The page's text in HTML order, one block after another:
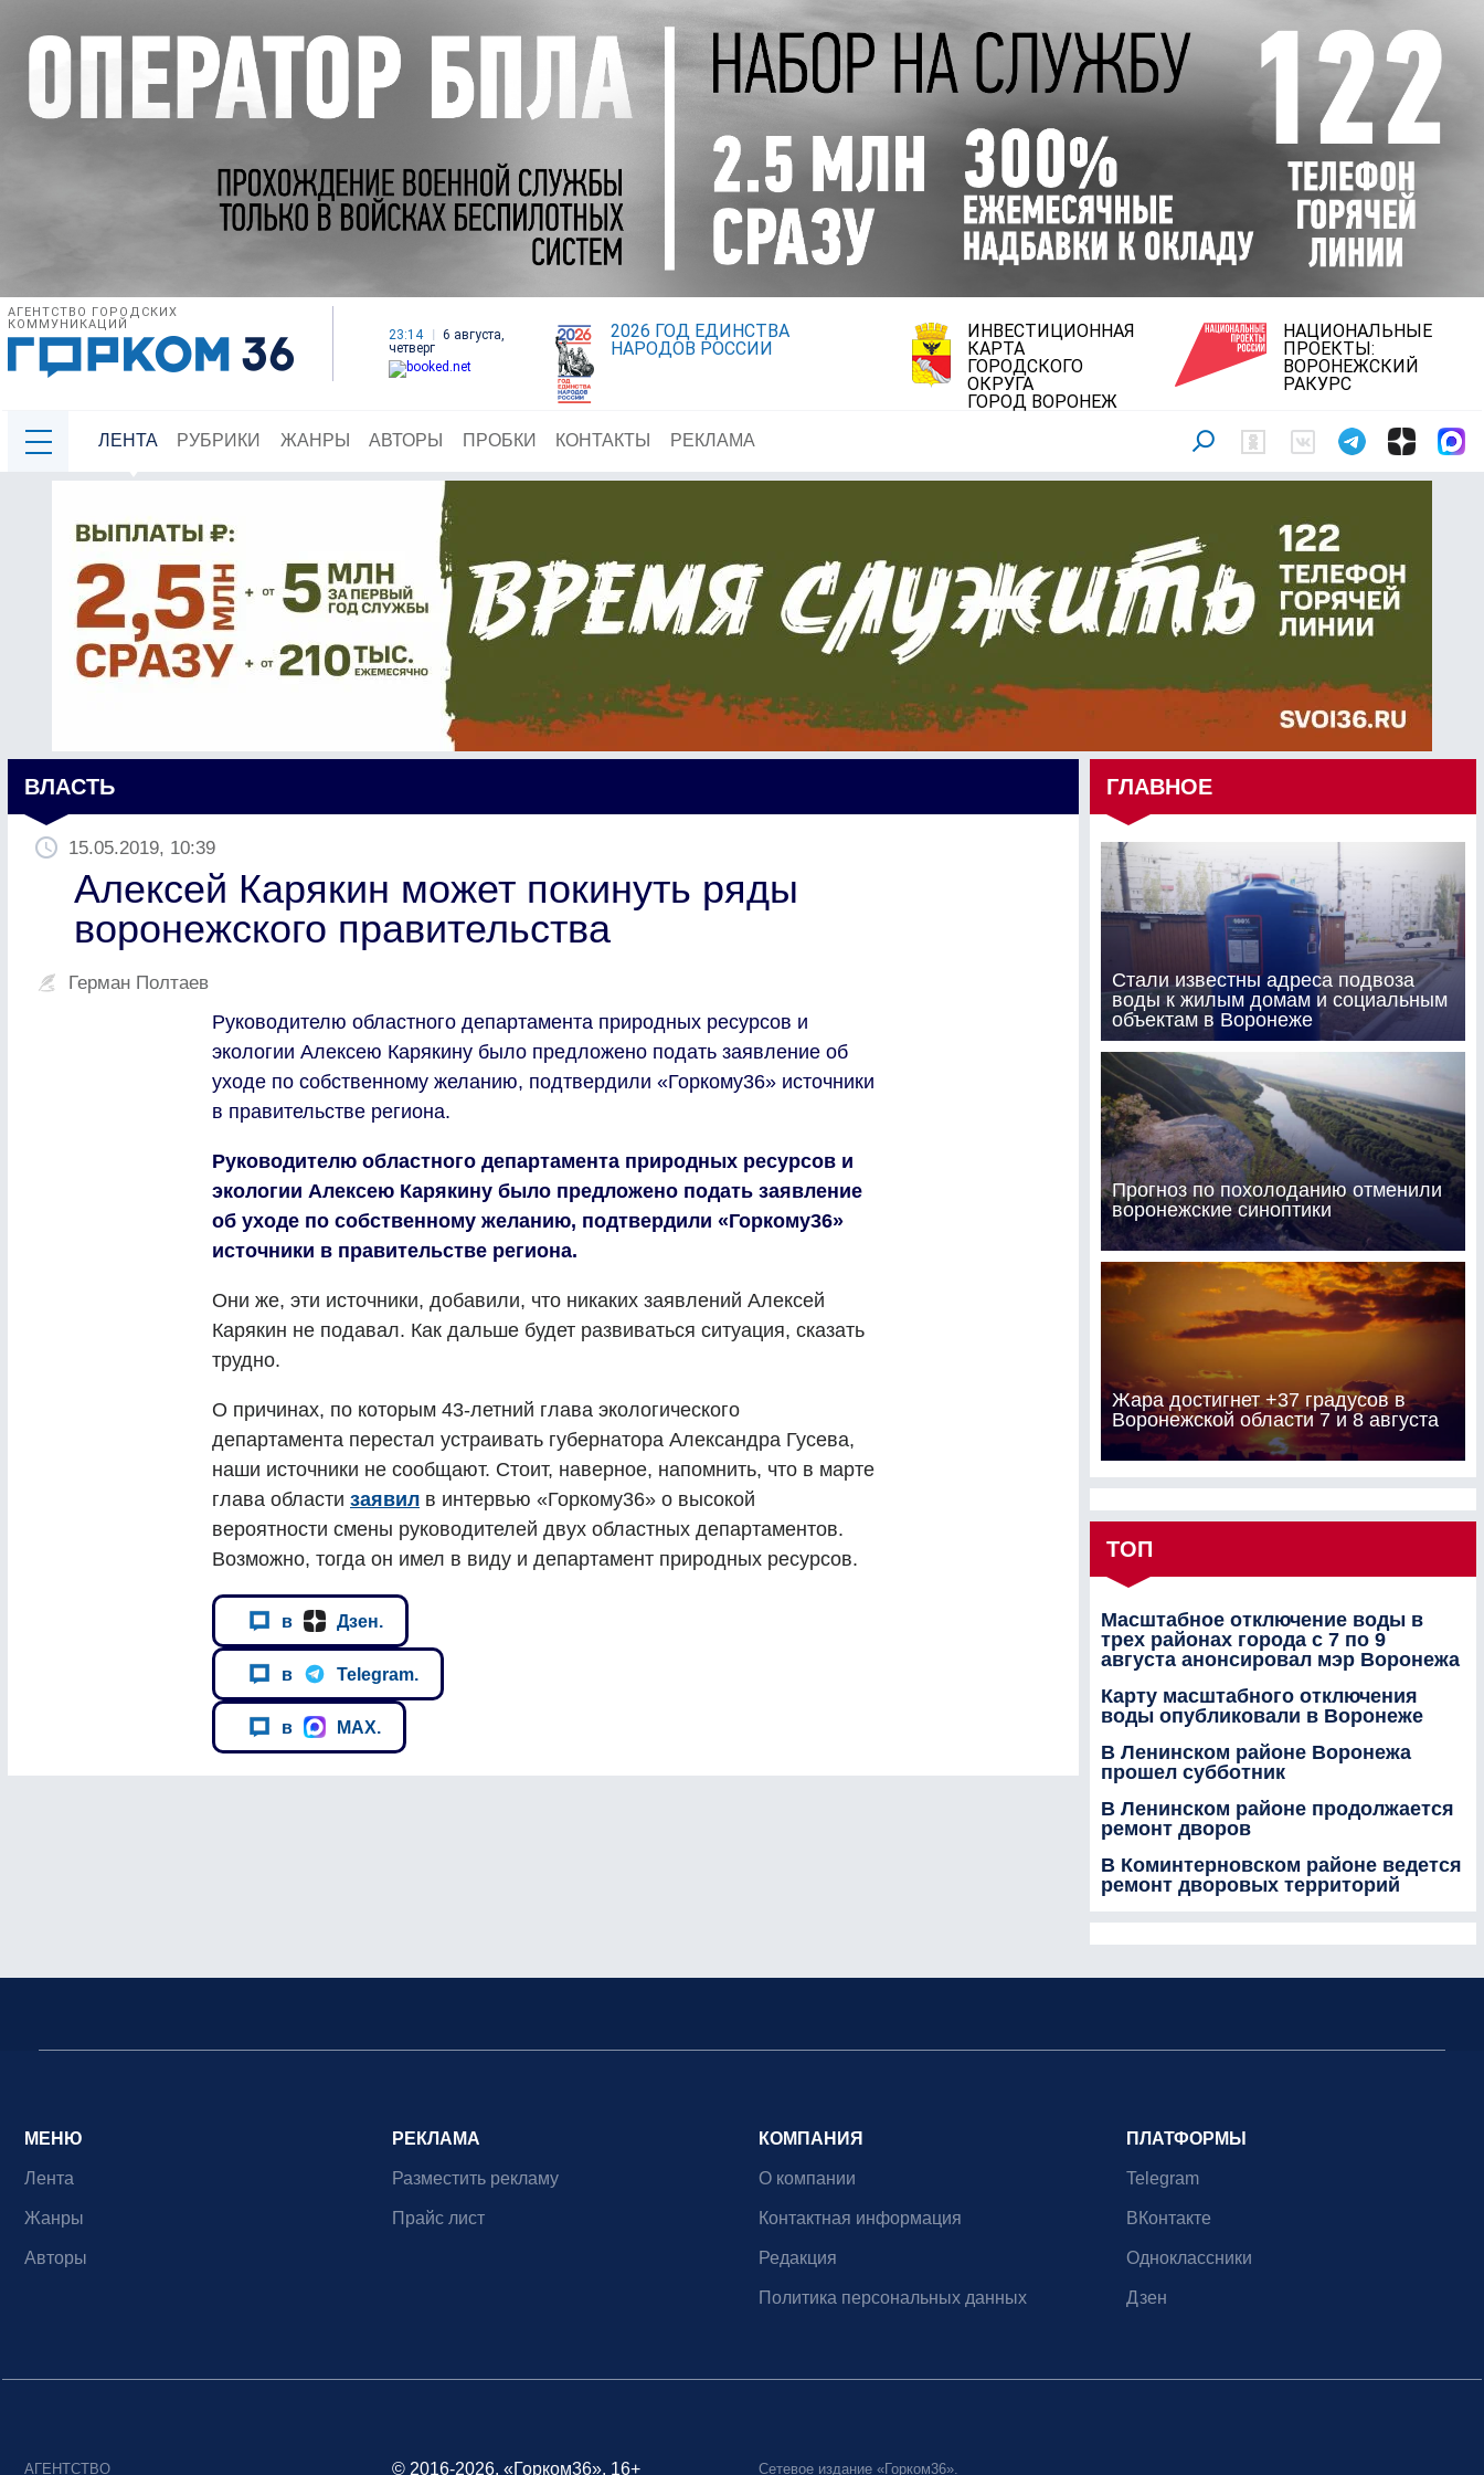
АГЕНТСТВО ГОРОДСКИХ
КОММУНИКАЦИЙ
23:14
6 августа,
четверг
2026 ГОД ЕДИНСТВА
НАРОДОВ РОССИИ
ИНВЕСТИЦИОННАЯ
КАРТА
ГОРОДСКОГО
ОКРУГА
ГОРОД ВОРОНЕЖ
НАЦИОНАЛЬНЫЕ
ПРОЕКТЫ:
ВОРОНЕЖСКИЙ
РАКУРС
ЛЕНТА РУБРИКИ ЖАНРЫ АВТОРЫ ПРОБКИ КОНТАКТЫ РЕКЛАМА
ВЛАСТЬ
15.05.2019, 10:39
Алексей Карякин может покинуть ряды
воронежского правительства
Герман Полтаев
Руководителю областного департамента природных ресурсов и
экологии Алексею Карякину было предложено подать заявление об
уходе по собственному желанию, подтвердили «Горкому36» источники
в правительстве региона.
Руководителю областного департамента природных ресурсов и
экологии Алексею Карякину было предложено подать заявление
об уходе по собственному желанию, подтвердили «Горкому36»
источники в правительстве региона.
Они же, эти источники, добавили, что никаких заявлений Алексей
Карякин не подавал. Как дальше будет развиваться ситуация, сказать
трудно.
О причинах, по которым 43-летний глава экологического
департамента перестал устраивать губернатора Александра Гусева,
наши источники не сообщают. Стоит, наверное, напомнить, что в марте
глава области заявил в интервью «Горкому36» о высокой
вероятности смены руководителей двух областных департаментов.
Возможно, тогда он имел в виду и департамент природных ресурсов.
в Дзен.
в Telegram.
в MAX.
ГЛАВНОЕ
Стали известны адреса подвоза
воды к жилым домам и социальным
объектам в Воронеже
Прогноз по похолоданию отменили
воронежские синоптики
Жара достигнет +37 градусов в
Воронежской области 7 и 8 августа
ТОП
Масштабное отключение воды в
трех районах города с 7 по 9
августа анонсировал мэр Воронежа
Карту масштабного отключения
воды опубликовали в Воронеже
В Ленинском районе Воронежа
прошел субботник
В Ленинском районе продолжается
ремонт дворов
В Коминтерновском районе ведется
ремонт дворовых территорий
МЕНЮ
Лента
Жанры
Авторы
РЕКЛАМА
Разместить рекламу
Прайс лист
КОМПАНИЯ
О компании
Контактная информация
Редакция
Политика персональных данных
ПЛАТФОРМЫ
Telegram
ВКонтакте
Одноклассники
Дзен
АГЕНТСТВО © 2016-2026, «Горком36», 16+ Сетевое издание «Горком36».